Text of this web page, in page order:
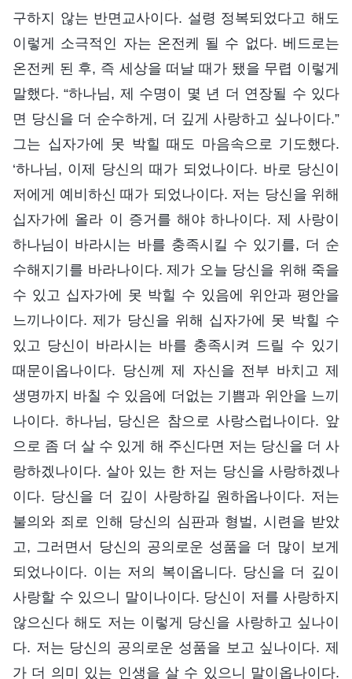
구하지 않는 반면교사이다. 설령 정복되었다고 해도
이렇게 소극적인 자는 온전케 될 수 없다. 베드로는
온전케 된 후, 즉 세상을 떠날 때가 됐을 무렵 이렇게
말했다. “하나님, 제 수명이 몇 년 더 연장될 수 있다
면 당신을 더 순수하게, 더 깊게 사랑하고 싶나이다.”
그는 십자가에 못 박힐 때도 마음속으로 기도했다.
‘하나님, 이제 당신의 때가 되었나이다. 바로 당신이
저에게 예비하신 때가 되었나이다. 저는 당신을 위해
십자가에 올라 이 증거를 해야 하나이다. 제 사랑이
하나님이 바라시는 바를 충족시킬 수 있기를, 더 순
수해지기를 바라나이다. 제가 오늘 당신을 위해 죽을
수 있고 십자가에 못 박힐 수 있음에 위안과 평안을
느끼나이다. 제가 당신을 위해 십자가에 못 박힐 수
있고 당신이 바라시는 바를 충족시켜 드릴 수 있기
때문이옵나이다. 당신께 제 자신을 전부 바치고 제
생명까지 바칠 수 있음에 더없는 기쁨과 위안을 느끼
나이다. 하나님, 당신은 참으로 사랑스럽나이다. 앞
으로 좀 더 살 수 있게 해 주신다면 저는 당신을 더 사
랑하겠나이다. 살아 있는 한 저는 당신을 사랑하겠나
이다. 당신을 더 깊이 사랑하길 원하옵나이다. 저는
불의와 죄로 인해 당신의 심판과 형벌, 시련을 받았
고, 그러면서 당신의 공의로운 성품을 더 많이 보게
되었나이다. 이는 저의 복이옵니다. 당신을 더 깊이
사랑할 수 있으니 말이나이다. 당신이 저를 사랑하지
않으신다 해도 저는 이렇게 당신을 사랑하고 싶나이
다. 저는 당신의 공의로운 성품을 보고 싶나이다. 제
가 더 의미 있는 인생을 살 수 있으니 말이옵나이다.